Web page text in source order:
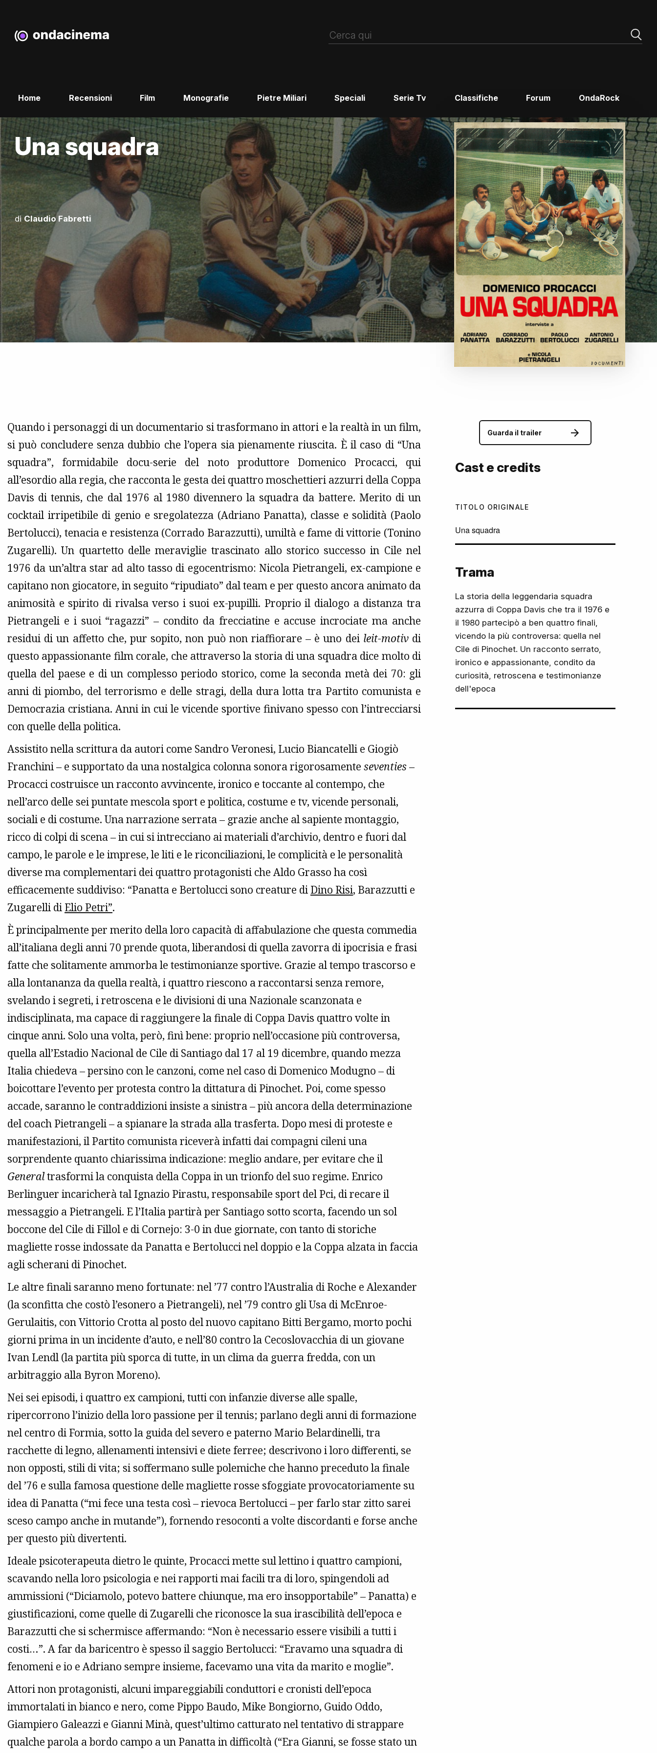
Home Recensioni Film Monografie Pietre Miliari Speciali Serie Tv Classifiche Forum OndaRock
Una squadra
di Claudio Fabretti
Quando i personaggi di un documentario si trasformano in attori e la realtà in un film,
si può concludere senza dubbio che l’opera sia pienamente riuscita. È il caso di “Una
squadra”, formidabile docu-serie del noto produttore Domenico Procacci, qui
all’esordio alla regia, che racconta le gesta dei quattro moschettieri azzurri della Coppa
Davis di tennis, che dal 1976 al 1980 divennero la squadra da battere. Merito di un
cocktail irripetibile di genio e sregolatezza (Adriano Panatta), classe e solidità (Paolo
Bertolucci), tenacia e resistenza (Corrado Barazzutti), umiltà e fame di vittorie (Tonino
Zugarelli). Un quartetto delle meraviglie trascinato allo storico successo in Cile nel
1976 da un’altra star ad alto tasso di egocentrismo: Nicola Pietrangeli, ex-campione e
capitano non giocatore, in seguito “ripudiato” dal team e per questo ancora animato da
animosità e spirito di rivalsa verso i suoi ex-pupilli. Proprio il dialogo a distanza tra
Pietrangeli e i suoi “ragazzi” – condito da frecciatine e accuse incrociate ma anche
residui di un affetto che, pur sopito, non può non riaffiorare – è uno dei leit-motivdi
questo appassionante film corale, che attraverso la storia di una squadra dice molto di
quella del paese e di un complesso periodo storico, come la seconda metà dei 70: gli
anni di piombo, del terrorismo e delle stragi, della dura lotta tra Partito comunista e
Democrazia cristiana. Anni in cui le vicende sportive finivano spesso con l’intrecciarsi
con quelle della politica.
Assistito nella scrittura da autori come Sandro Veronesi, Lucio Biancatelli e Giogiò
Franchini – e supportato da una nostalgica colonna sonora rigorosamente seventies –
Procacci costruisce un racconto avvincente, ironico e toccante al contempo, che
nell’arco delle sei puntate mescola sport e politica, costume e tv, vicende personali,
sociali e di costume. Una narrazione serrata – grazie anche al sapiente montaggio,
ricco di colpi di scena – in cui si intrecciano ai materiali d’archivio, dentro e fuori dal
campo, le parole e le imprese, le liti e le riconciliazioni, le complicità e le personalità
diverse ma complementari dei quattro protagonisti che Aldo Grasso ha così
efficacemente suddiviso: “Panatta e Bertolucci sono creature di Dino Risi, Barazzutti e
Zugarelli di Elio Petri”.
È principalmente per merito della loro capacità di affabulazione che questa commedia
all’italiana degli anni 70 prende quota, liberandosi di quella zavorra di ipocrisia e frasi
fatte che solitamente ammorba le testimonianze sportive. Grazie al tempo trascorso e
alla lontananza da quella realtà, i quattro riescono a raccontarsi senza remore,
svelando i segreti, i retroscena e le divisioni di una Nazionale scanzonata e
indisciplinata, ma capace di raggiungere la finale di Coppa Davis quattro volte in
cinque anni. Solo una volta, però, finì bene: proprio nell’occasione più controversa,
quella all’Estadio Nacional de Cile di Santiago dal 17 al 19 dicembre, quando mezza
Italia chiedeva – persino con le canzoni, come nel caso di Domenico Modugno – di
boicottare l’evento per protesta contro la dittatura di Pinochet. Poi, come spesso
accade, saranno le contraddizioni insiste a sinistra – più ancora della determinazione
del coach Pietrangeli – a spianare la strada alla trasferta. Dopo mesi di proteste e
manifestazioni, il Partito comunista riceverà infatti dai compagni cileni una
sorprendente quanto chiarissima indicazione: meglio andare, per evitare che il
Generaltrasformi la conquista della Coppa in un trionfo del suo regime. Enrico
Berlinguer incaricherà tal Ignazio Pirastu, responsabile sport del Pci, di recare il
messaggio a Pietrangeli. E l’Italia partirà per Santiago sotto scorta, facendo un sol
boccone del Cile di Fillol e di Cornejo: 3-0 in due giornate, con tanto di storiche
magliette rosse indossate da Panatta e Bertolucci nel doppio e la Coppa alzata in faccia
agli scherani di Pinochet.
Le altre finali saranno meno fortunate: nel ’77 contro l’Australia di Roche e Alexander
(la sconfitta che costò l’esonero a Pietrangeli), nel ’79 contro gli Usa di McEnroe-
Gerulaitis, con Vittorio Crotta al posto del nuovo capitano Bitti Bergamo, morto pochi
giorni prima in un incidente d’auto, e nell’80 contro la Cecoslovacchia di un giovane
Ivan Lendl (la partita più sporca di tutte, in un clima da guerra fredda, con un
arbitraggio alla Byron Moreno).
Nei sei episodi, i quattro ex campioni, tutti con infanzie diverse alle spalle,
ripercorrono l’inizio della loro passione per il tennis; parlano degli anni di formazione
nel centro di Formia, sotto la guida del severo e paterno Mario Belardinelli, tra
racchette di legno, allenamenti intensivi e diete ferree; descrivono i loro differenti, se
non opposti, stili di vita; si soffermano sulle polemiche che hanno preceduto la finale
del ’76 e sulla famosa questione delle magliette rosse sfoggiate provocatoriamente su
idea di Panatta (“mi fece una testa così – rievoca Bertolucci – per farlo star zitto sarei
sceso campo anche in mutande”), fornendo resoconti a volte discordanti e forse anche
per questo più divertenti.
Ideale psicoterapeuta dietro le quinte, Procacci mette sul lettino i quattro campioni,
scavando nella loro psicologia e nei rapporti mai facili tra di loro, spingendoli ad
ammissioni (“Diciamolo, potevo battere chiunque, ma ero insopportabile” – Panatta) e
giustificazioni, come quelle di Zugarelli che riconosce la sua irascibilità dell’epoca e
Barazzutti che si schermisce affermando: “Non è necessario essere visibili a tutti i
costi…”. A far da baricentro è spesso il saggio Bertolucci: “Eravamo una squadra di
fenomeni e io e Adriano sempre insieme, facevamo una vita da marito e moglie”.
Attori non protagonisti, alcuni impareggiabili conduttori e cronisti dell’epoca
immortalati in bianco e nero, come Pippo Baudo, Mike Bongiorno, Guido Oddo,
Giampiero Galeazzi e Gianni Minà, quest’ultimo catturato nel tentativo di strappare
qualche parola a bordo campo a un Panatta in difficoltà (“Era Gianni, se fosse stato un
Guarda il trailer
Cast e credits
TITOLO ORIGINALE
Una squadra
Trama
La storia della leggendaria squadra
azzurra di Coppa Davis che tra il 1976 e
il 1980 partecipò a ben quattro finali,
vicendo la più controversa: quella nel
Cile di Pinochet. Un racconto serrato,
ironico e appassionante, condito da
curiosità, retroscena e testimonianze
dell'epoca